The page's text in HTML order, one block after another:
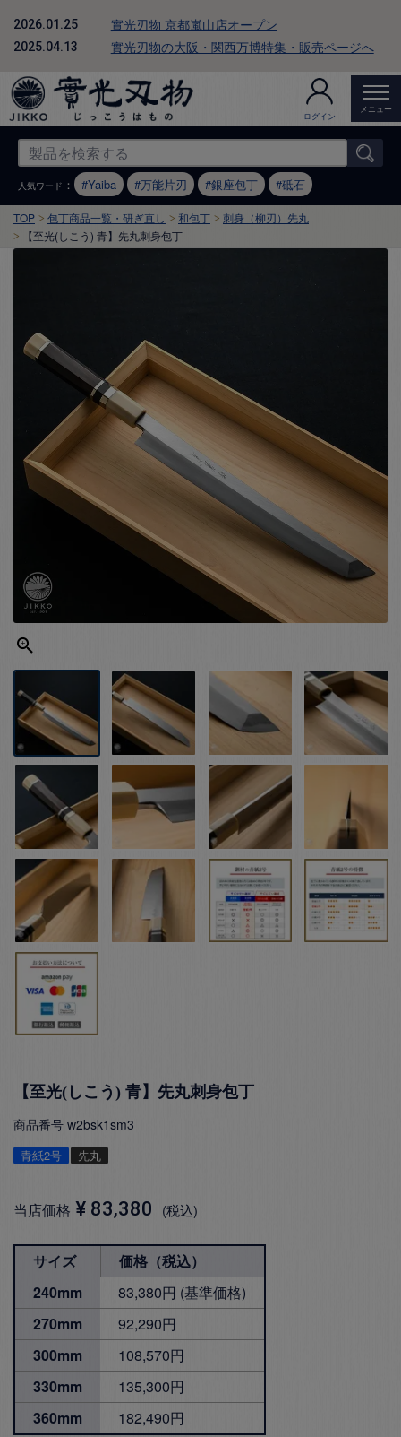
2026.01.25 實光刃物 京都嵐山店オープン
2025.04.13 實光刃物の大阪・関西万博特集・販売ページへ
ログイン
メニュー
人気ワード ： Yaiba 万能片刃 銀座包丁 砥石
TOP 包丁商品一覧・研ぎ直し 和包丁
刺身（柳刃）先丸
【至光(しこう) 青】先丸刺身包丁
【至光(しこう) 青】先丸刺身包丁
商品番号 w2bsk1sm3
青紙2号 先丸
当店価格 ¥ 83,380 税込
サイズ
価格（税込）
240mm
83,380円 (基準価格)
270mm
92,290円
300mm
108,570円
330mm
135,300円
360mm
182,490円